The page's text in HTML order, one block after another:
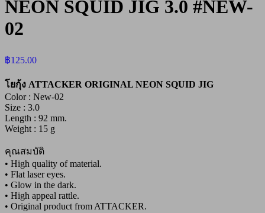
NEON SQUID JIG 3.0 #NEW-
02
฿125.00
โยกุ้ง ATTACKER ORIGINAL NEON SQUID JIG
Color : New-02
Size : 3.0
Length : 92 mm.
Weight : 15 g
คุณสมบัติ
• High quality of material.
• Flat laser eyes.
• Glow in the dark.
• High appeal rattle.
• Original product from ATTACKER.